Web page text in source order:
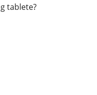
tablete?